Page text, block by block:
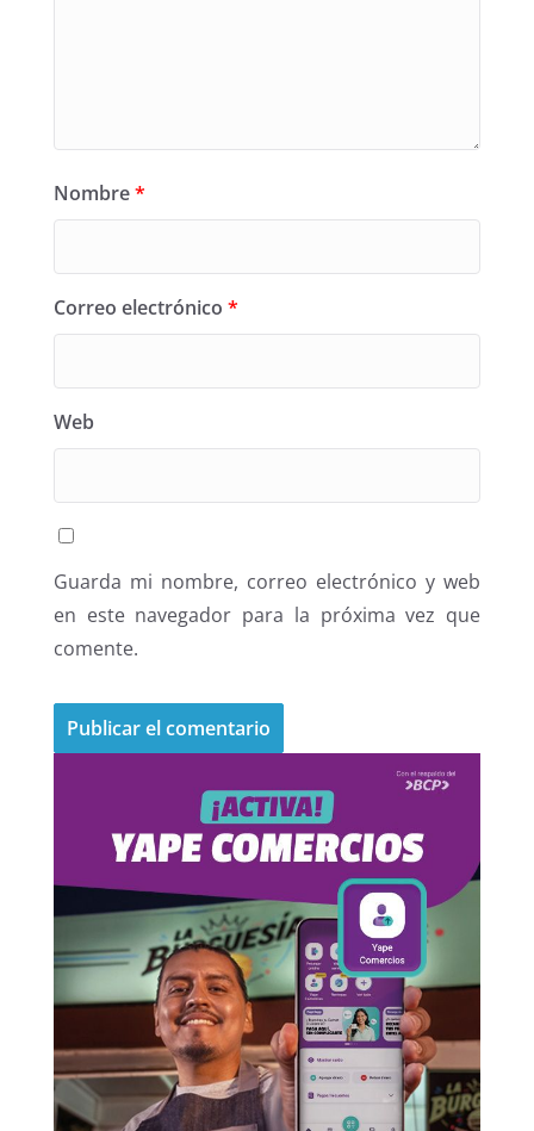
Nombre*
Correo electrónico *
Web
Guarda mi nombre, correo electrónico y web
en este navegador para la próxima vez que
comente.